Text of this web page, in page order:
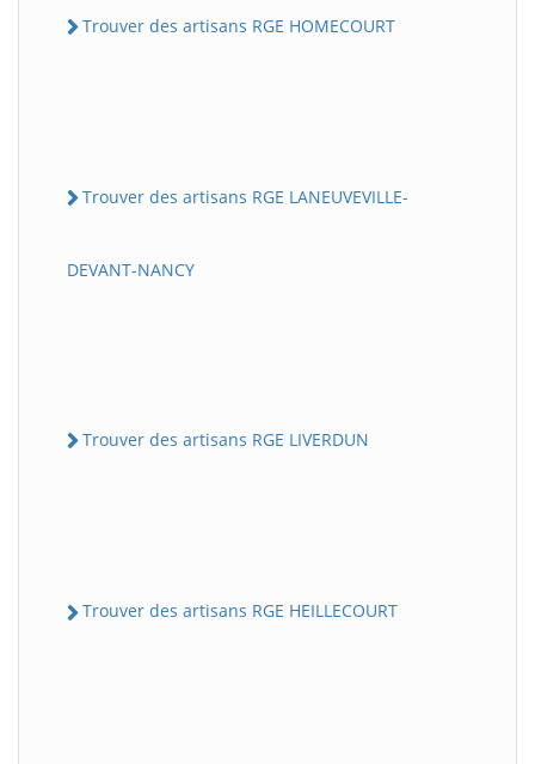
Trouver des artisans RGE HOMECOURT
Trouver des artisans RGE LANEUVEVILLE-
DEVANT-NANCY
Trouver des artisans RGE LIVERDUN
Trouver des artisans RGE HEILLECOURT